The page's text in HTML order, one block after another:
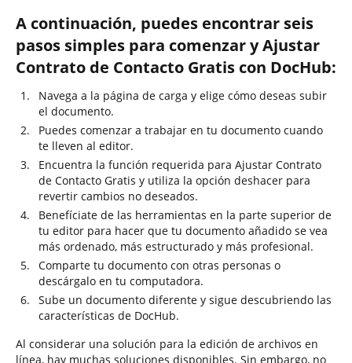
A continuación, puedes encontrar seis
pasos simples para comenzar y Ajustar
Contrato de Contacto Gratis con DocHub:
Navega a la página de carga y elige cómo deseas subir
el documento.
Puedes comenzar a trabajar en tu documento cuando
te lleven al editor.
Encuentra la función requerida para Ajustar Contrato
de Contacto Gratis y utiliza la opción deshacer para
revertir cambios no deseados.
Benefíciate de las herramientas en la parte superior de
tu editor para hacer que tu documento añadido se vea
más ordenado, más estructurado y más profesional.
Comparte tu documento con otras personas o
descárgalo en tu computadora.
Sube un documento diferente y sigue descubriendo las
características de DocHub.
Al considerar una solución para la edición de archivos en
línea, hay muchas soluciones disponibles. Sin embargo, no